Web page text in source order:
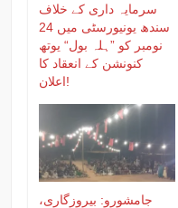
سرمایہ داری کے خلاف
سندھ یونیورسٹی میں 24
نومبر کو ”ہلہ بول“ یوتھ
کنونشن کے انعقاد کا
اعلان!
جامشورو: بیروزگاری،